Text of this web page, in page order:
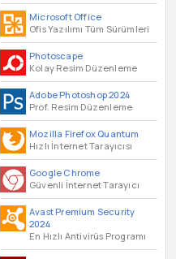
Microsoft Office
Ofis Yazılımı Tüm Sürümleri
Photoscape
Kolay Resim Düzenleme
Adobe Photoshop 2024
Prof. Resim Düzenleme
Mozilla Firefox Quantum
Hızlı İnternet Tarayıcısı
Google Chrome
Güvenli İnternet Tarayıcı
Avast Premium Security
2024
En Hızlı Antivirüs Programı